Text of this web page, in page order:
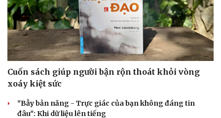
Cuốn sách giúp người bận rộn thoát khỏi vòng
xoáy kiệt sức
"Bẫy bản năng - Trực giác của bạn không đáng tin
đâu": Khi dữ liệu lên tiếng